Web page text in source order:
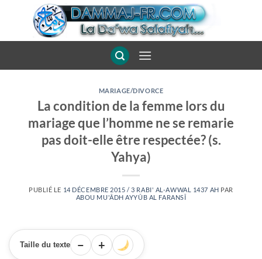
MARIAGE/DIVORCE
La condition de la femme lors du
mariage que l’homme ne se remarie
pas doit-elle être respectée? (s.
Yahya)
PUBLIÉ LE 14 DÉCEMBRE 2015 / 3 RABI' AL-AWWAL 1437 AH PAR
ABOU MU'ÂDH AYYÛB AL FARANSÎ
Taille du texte − +